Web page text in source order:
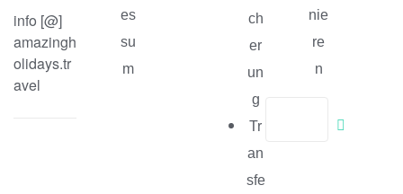
info [@]
amazingh
olidays.tr
avel
es
su
m
ch
er
un
g
Tr
an
sfe
nie
re
n